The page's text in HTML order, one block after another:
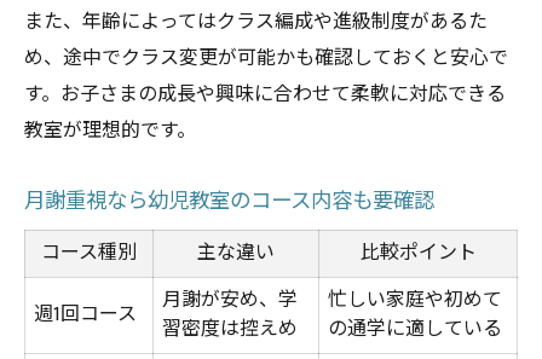
また、年齢によってはクラス編成や進級制度があるた
め、途中でクラス変更が可能かも確認しておくと安心で
す。お子さまの成長や興味に合わせて柔軟に対応できる
教室が理想的です。
月謝重視なら幼児教室のコース内容も要確認
コース種別 主な違い
比較ポイント
週1回コース
月謝が安め、学
習密度は控えめ
忙しい家庭や初めて
の通学に適している